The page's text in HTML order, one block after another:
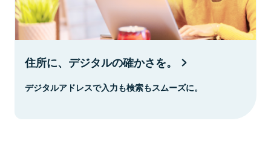
住所に、デジタルの確かさを。
デジタルアドレスで入力も検索もスムーズに。